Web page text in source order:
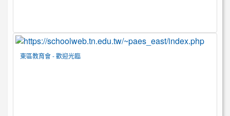
東區教育會 - 歡迎光臨